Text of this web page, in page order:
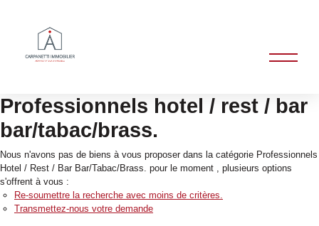
Professionnels hotel / rest / bar
bar/tabac/brass.
Nous n'avons pas de biens à vous proposer dans la catégorie Professionnels
Hotel / Rest / Bar Bar/Tabac/Brass. pour le moment , plusieurs options
s'offrent à vous :
Re-soumettre la recherche avec moins de critères.
Transmettez-nous votre demande